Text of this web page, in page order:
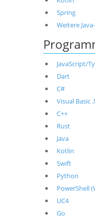
Spring
Weitere
JavaScript/
Dart
C#
Visual Basic
C++
Rust
Java
Kotlin
Swift
Python
PowerShell
UC4
Go